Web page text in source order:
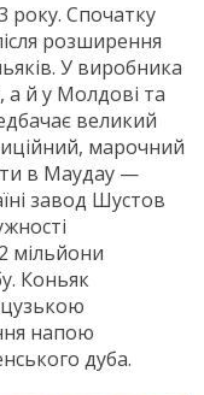
року. Спочатку
розширення
У виробника
а й у Молдові та
великий
марочний
в Маудау —
завод Шустов
мільйони
Коньяк
напою
дуба.